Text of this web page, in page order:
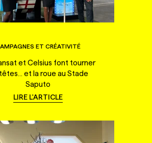
ET CRÉATIVITÉ
et Celsius font tourner
et la roue au Stade
Saputo
LIRE L'ARTICLE